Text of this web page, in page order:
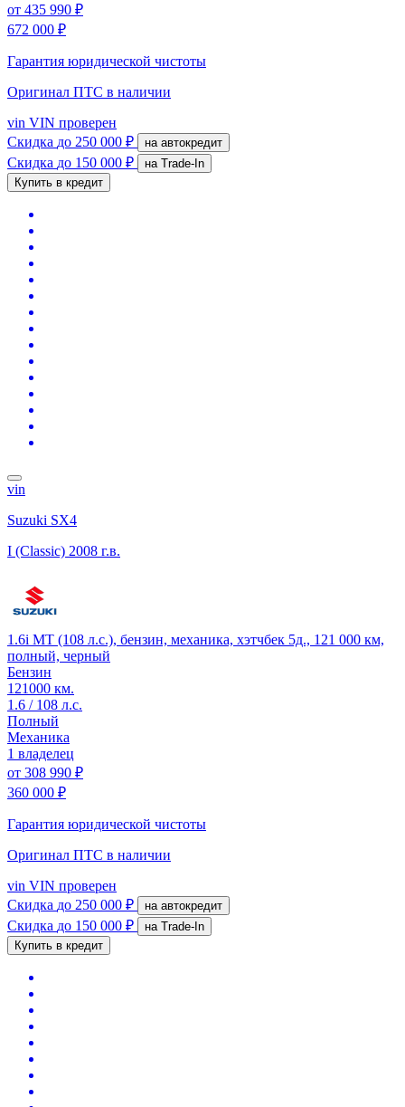
от 435 990 ₽
672 000 ₽
Гарантия юридической чистоты
Оригинал ПТС в наличии
vin VIN проверен
Скидка до 250 000 ₽ на автокредит
Скидка до 150 000 ₽
на Trade-In
Купить в кредит
vin
Suzuki SX4
I (Classic) 2008 г.в.
1.6i MT (108 л.с.), бензин, механика, хэтчбек 5д., 121 000 км,
полный, черный
Бензин
121000 км.
1.6 / 108 л.с.
Полный
Механика
1 владелец
от 308 990 ₽
360 000 ₽
Гарантия юридической чистоты
Оригинал ПТС в наличии
vin VIN проверен
Скидка до 250 000 ₽ на автокредит
Скидка до 150 000 ₽
на Trade-In
Купить в кредит